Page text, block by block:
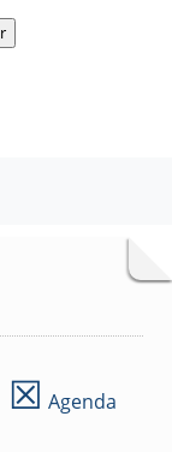
☒ Agenda